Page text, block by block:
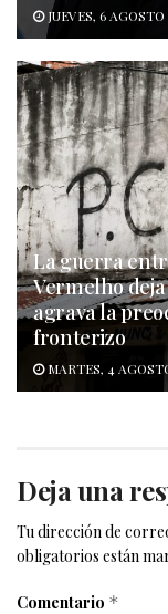
JUEVES, 6
La guerra
Vermelho
agrava la
fronterizo
MARTES, 4
Deja una
Tu dirección de
obligatorios están
Comentario *